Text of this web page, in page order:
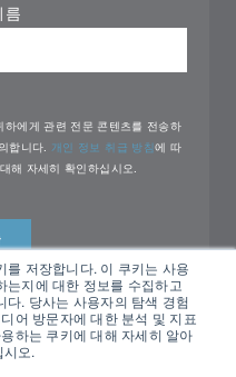
를 저장합니다. 이 쿠키는 사용
는지에 대한 정보를 수집하고
다. 당사는 사용자의 탐색 경험
어 방문자에 대한 분석 및 지표
하는 쿠키에 대해 자세히 알아
오.
름
에게 관련 전문 콘텐츠를 전송하
합니다. 개인 정보 취급 방침에 따
해 자세히 확인하십시오.